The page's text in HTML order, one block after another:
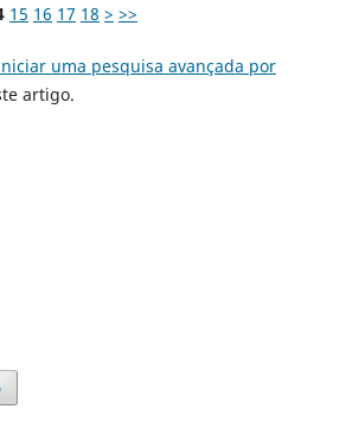
15 16 17 18 > >>
uma pesquisa avançada por
artigo.